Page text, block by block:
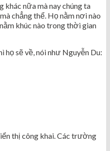
nữa mà nay chúng ta
chẳng thể. Họ nằm nơi nào
khúc nào trong thời gian
họ sẽ về, nói như Nguyễn Du:
thị công khai.Các trường